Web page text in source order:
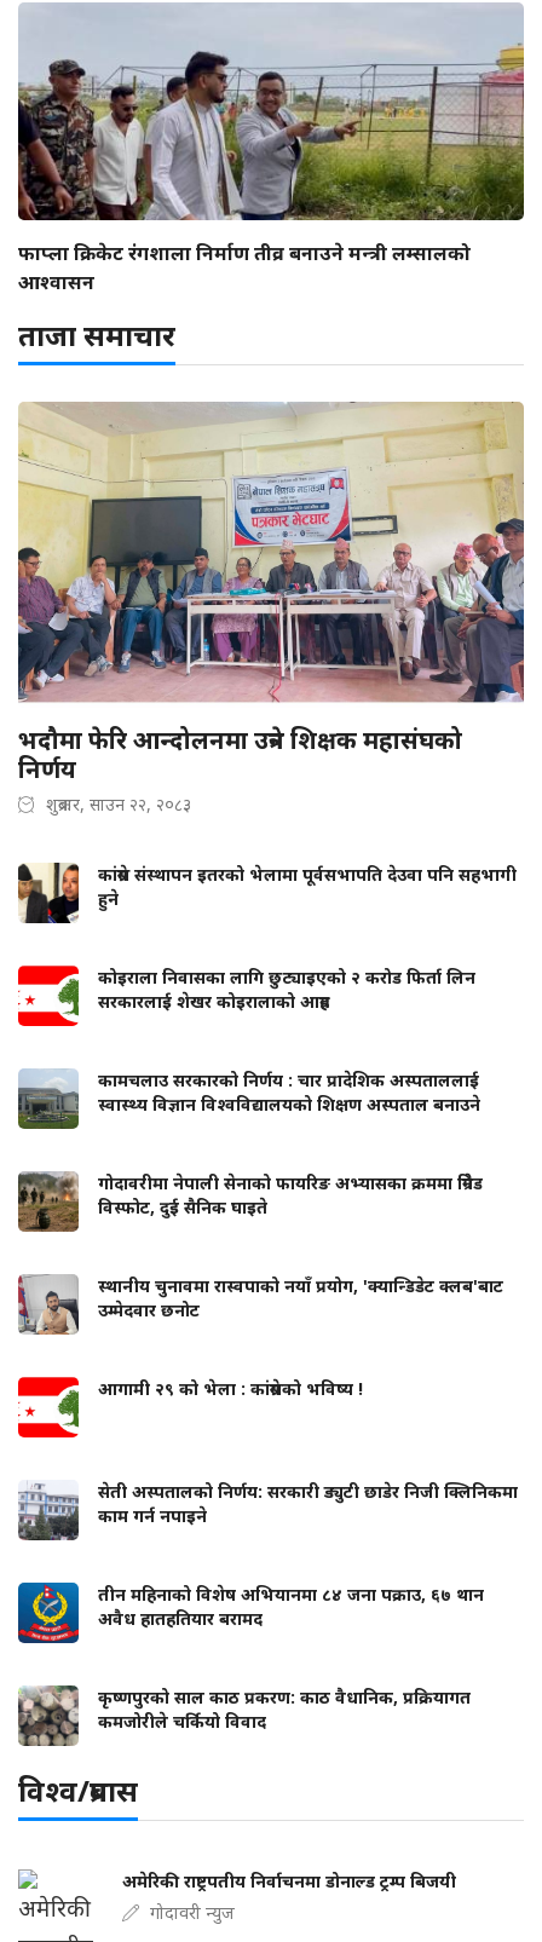
फाप्ला क्रिकेट रंगशाला निर्माण तीव्र बनाउने मन्त्री लम्सालको
आश्वासन
ताजा समाचार
भदौमा फेरि आन्दोलनमा उत्रने शिक्षक महासंघको
निर्णय
शुक्रबार, साउन २२, २०८३
कांग्रेस संस्थापन इतरको भेलामा पूर्वसभापति देउवा पनि सहभागी
हुने
कोइराला निवासका लागि छुट्याइएको २ करोड फिर्ता लिन
सरकारलाई शेखर कोइरालाको आग्रह
कामचलाउ सरकारको निर्णय : चार प्रादेशिक अस्पताललाई
स्वास्थ्य विज्ञान विश्वविद्यालयको शिक्षण अस्पताल बनाउने
गोदावरीमा नेपाली सेनाको फायरिङ अभ्यासका क्रममा ग्रिनेड
विस्फोट, दुई सैनिक घाइते
स्थानीय चुनावमा रास्वपाको नयाँ प्रयोग, 'क्यान्डिडेट क्लब'बाट
उम्मेदवार छनोट
आगामी २९ को भेला : कांग्रेसको भविष्य !
सेती अस्पतालको निर्णय: सरकारी ड्युटी छाडेर निजी क्लिनिकमा
काम गर्न नपाइने
तीन महिनाको विशेष अभियानमा ८४ जना पक्राउ, ६७ थान
अवैध हातहतियार बरामद
कृष्णपुरको साल काठ प्रकरण: काठ वैधानिक, प्रक्रियागत
कमजोरीले चर्कियो विवाद
विश्व/प्रबास
अमेरिकी राष्ट्रपतीय निर्वाचनमा डोनाल्ड ट्रम्प बिजयी
गोदावरी न्युज